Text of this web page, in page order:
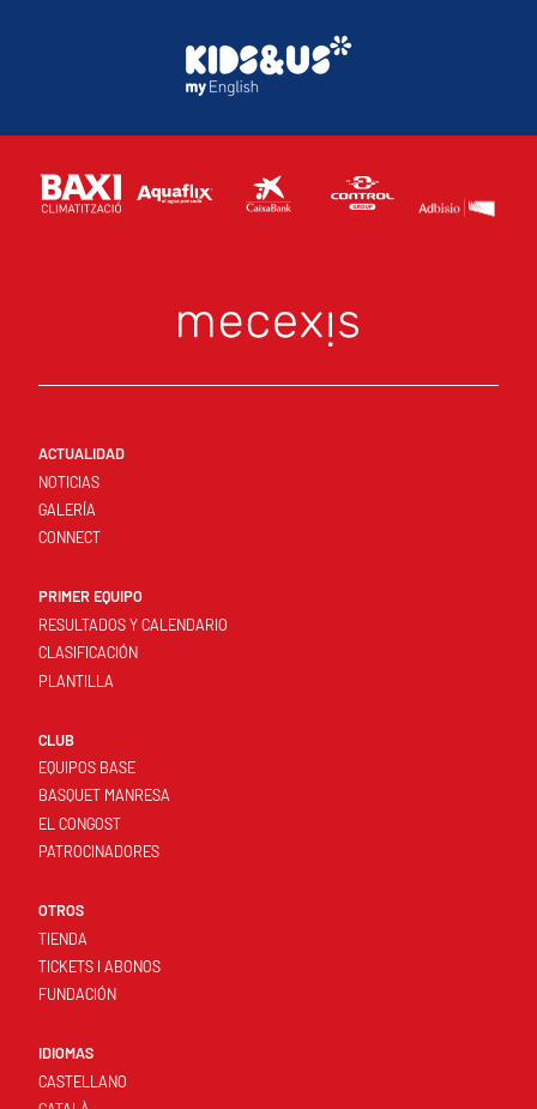
ACTUALIDAD
NOTICIAS
GALERÍA
CONNECT
PRIMER EQUIPO
RESULTADOS Y CALENDARIO
CLASIFICACIÓN
PLANTILLA
CLUB
EQUIPOS BASE
BASQUET MANRESA
EL CONGOST
PATROCINADORES
OTROS
TIENDA
TICKETS I ABONOS
FUNDACIÓN
IDIOMAS
CASTELLANO